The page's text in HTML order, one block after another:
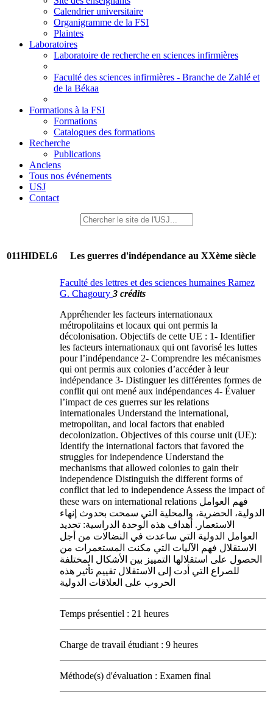
Calendrier universitaire
Organigramme de la FSI
Plaintes
Laboratoires
Laboratoire de recherche en sciences infirmières
Faculté des sciences infirmières - Branche de Zahlé et
de la Békaa
Formations à la FSI
Formations
Catalogues des formations
Recherche
Publications
Anciens
Tous nos événements
USJ
Contact
011HIDEL6 Les guerres d'indépendance au XXème siècle
Faculté des lettres et des sciences humaines Ramez
G. Chagoury 3 crédits
Appréhender les facteurs internationaux
métropolitains et locaux qui ont permis la
décolonisation. Objectifs de cette UE : 1- Identifier
les facteurs internationaux qui ont favorisé les luttes
pour l’indépendance 2- Comprendre les mécanismes
qui ont permis aux colonies d’accéder à leur
indépendance 3- Distinguer les différentes formes de
conflit qui ont mené aux indépendances 4- Évaluer
l’impact de ces guerres sur les relations
internationales Understand the international,
metropolitan, and local factors that enabled
decolonization. Objectives of this course unit (UE):
Identify the international factors that favored the
struggles for independence Understand the
mechanisms that allowed colonies to gain their
independence Distinguish the different forms of
conflict that led to independence Assess the impact of
these wars on international relations فهم العوامل
الدولية، الحضرية، والمحلية التي سمحت بحدوث إنهاء
الاستعمار. أهداف هذه الوحدة الدراسية: تحديد
العوامل الدولية التي ساعدت في النضالات من أجل
الاستقلال فهم الآليات التي مكنت المستعمرات من
الحصول على استقلالها التمييز بين الأشكال المختلفة
للصراع التي أدت إلى الاستقلال تقييم تأثير هذه
الحروب على العلاقات الدولية
Temps présentiel : 21 heures
Charge de travail étudiant : 9 heures
Méthode(s) d'évaluation : Examen final